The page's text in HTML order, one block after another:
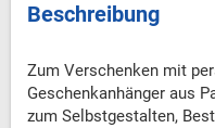
Beschreibung
Zum Verschenken mit
Geschenkanhänger aus
zum Selbstgestalten,